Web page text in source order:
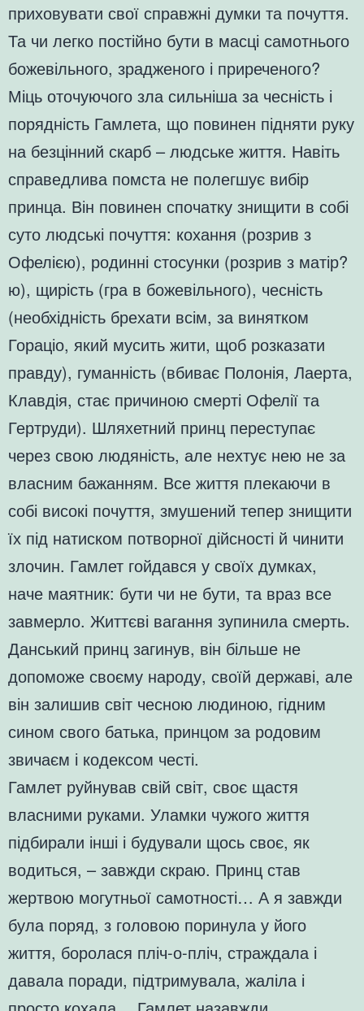
приховувати свої справжні думки та почуття.
Та чи легко постійно бути в масці самотнього
божевільного, зрадженого і приреченого?
Міць оточуючого зла сильніша за чесність і
порядність Гамлета, що повинен підняти руку
на безцінний скарб – людське життя. Навіть
справедлива помста не полегшує вибір
принца. Він повинен спочатку знищити в собі
суто людські почуття: кохання (розрив з
Офелією), родинні стосунки (розрив з матір?
ю), щирість (гра в божевільного), чесність
(необхідність брехати всім, за винятком
Гораціо, який мусить жити, щоб розказати
правду), гуманність (вбиває Полонія, Лаерта,
Клавдія, стає причиною смерті Офелії та
Гертруди). Шляхетний принц переступає
через свою людяність, але нехтує нею не за
власним бажанням. Все життя плекаючи в
собі високі почуття, змушений тепер знищити
їх під натиском потворної дійсності й чинити
злочин. Гамлет гойдався у своїх думках,
наче маятник: бути чи не бути, та враз все
завмерло. Життєві вагання зупинила смерть.
Данський принц загинув, він більше не
допоможе своєму народу, своїй державі, але
він залишив світ чесною людиною, гідним
сином свого батька, принцом за родовим
звичаєм і кодексом честі.
Гамлет руйнував свій світ, своє щастя
власними руками. Уламки чужого життя
підбирали інші і будували щось своє, як
водиться, – завжди скраю. Принц став
жертвою могутньої самотності… А я завжди
була поряд, з головою поринула у його
життя, боролася пліч-о-пліч, страждала і
давала поради, підтримувала, жаліла і